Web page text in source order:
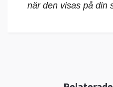
när den visas på din